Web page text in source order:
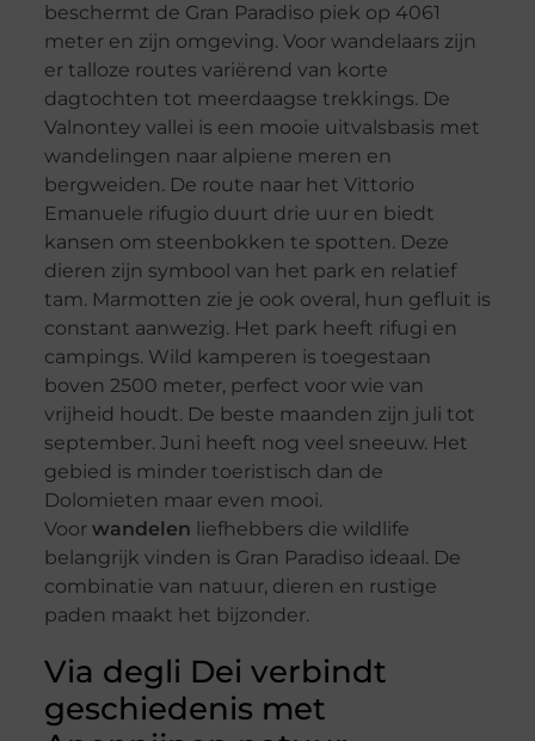
beschermt de Gran Paradiso piek op 4061
meter en zijn omgeving. Voor wandelaars zijn
er talloze routes variërend van korte
dagtochten tot meerdaagse trekkings. De
Valnontey vallei is een mooie uitvalsbasis met
wandelingen naar alpiene meren en
bergweiden. De route naar het Vittorio
Emanuele rifugio duurt drie uur en biedt
kansen om steenbokken te spotten. Deze
dieren zijn symbool van het park en relatief
tam. Marmotten zie je ook overal, hun gefluit is
constant aanwezig. Het park heeft rifugi en
campings. Wild kamperen is toegestaan
boven 2500 meter, perfect voor wie van
vrijheid houdt. De beste maanden zijn juli tot
september. Juni heeft nog veel sneeuw. Het
gebied is minder toeristisch dan de
Dolomieten maar even mooi.
Voor wandelen liefhebbers die wildlife
belangrijk vinden is Gran Paradiso ideaal. De
combinatie van natuur, dieren en rustige
paden maakt het bijzonder.
Via degli Dei verbindt
geschiedenis met